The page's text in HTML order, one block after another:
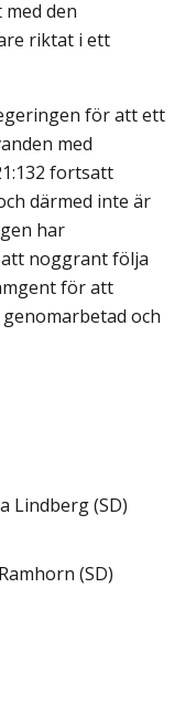
den
riktat i ett
för att ett
med
fortsatt
därmed inte är
har
noggrant följa
för att
och
Lindberg (SD)
(SD)